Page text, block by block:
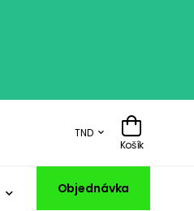
TND
Košík
Objednávka